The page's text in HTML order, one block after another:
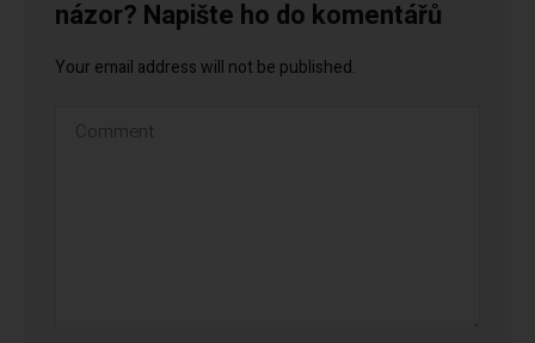
názor? Napište ho do komentářů
Your email address will not be published.